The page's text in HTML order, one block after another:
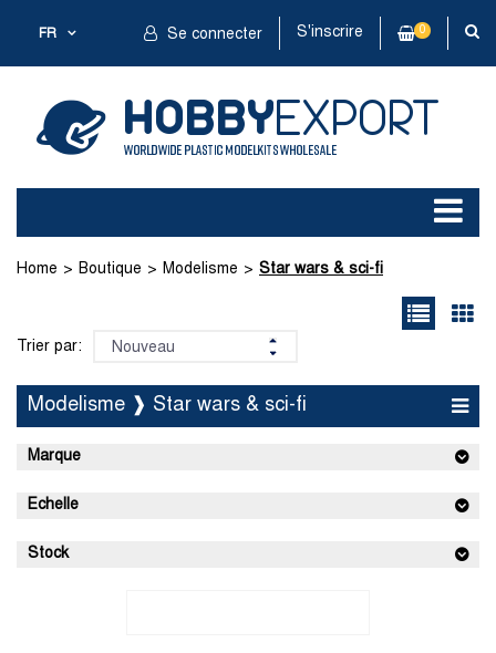
FR Se connecter S'inscrire 0
Home Boutique Modelisme Star wars & sci-fi
Trier par:
Modelisme ❱ Star wars & sci-fi
Marque
Echelle
Stock